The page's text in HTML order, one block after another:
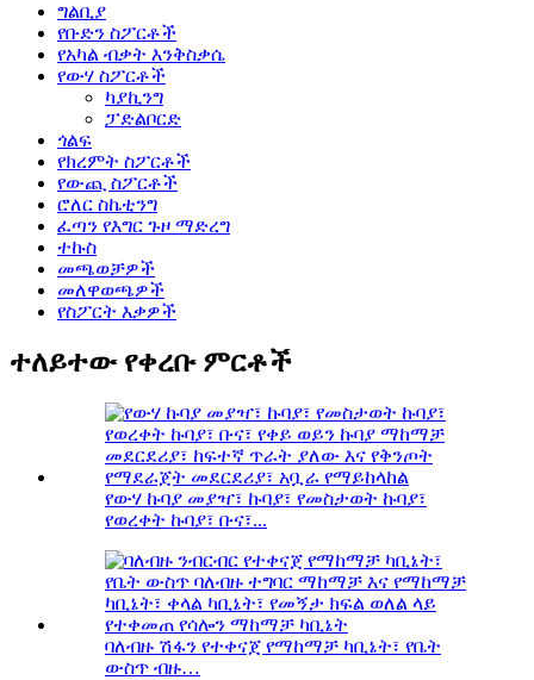
ግልቢያ
የቡድን ስፖርቶች
የአካል ብቃት እንቅስቃሴ
የውሃ ስፖርቶች
ካያኪንግ
ፓድልቦርድ
ጎልፍ
የክረምት ስፖርቶች
የውጪ ስፖርቶች
ሮለር ስኬቲንግ
ፈጣን የእግር ጉዞ ማድረግ
ተኩስ
መጫወቻዎች
መለዋወጫዎች
የስፖርት እቃዎች
ተለይተው የቀረቡ ምርቶች
የውሃ ኩባያ መያዣ፣ ኩባያ፣ የመስታወት ኩባያ፣
የወረቀት ኩባያ፣ ቡና፣...
ባለብዙ ሽፋን የተቀናጀ የማከማቻ ካቢኔት፣ የቤት
ውስጥ ብዙ…